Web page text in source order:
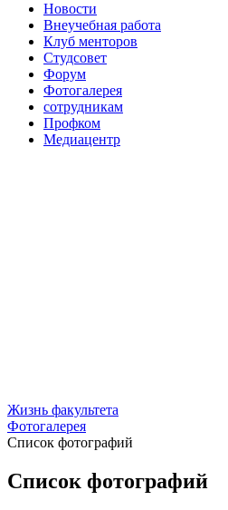
Новости
Внеучебная работа
Клуб менторов
Студсовет
Форум
Фотогалерея
сотрудникам
Профком
Медиацентр
Жизнь факультета
Фотогалерея
Список фотографий
Список фотографий